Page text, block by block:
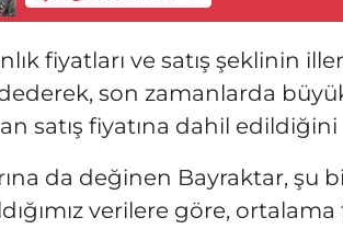
fiyatları ve satış şeklinin
son zamanlarda
satış fiyatına dahil
da değinen Bayraktar, şu
verilere göre,